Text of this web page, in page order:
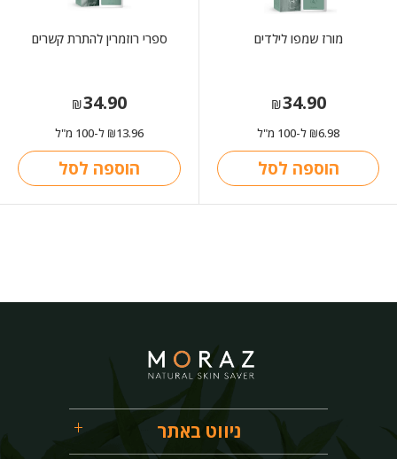
מורז שמפו לילדים
₪34.90
₪6.98 ל-100 מ"ל
הוספה לסל
ספרי רוזמרין להתרת קשרים
₪34.90
₪13.96 ל-100 מ"ל
הוספה לסל
ניווט באתר